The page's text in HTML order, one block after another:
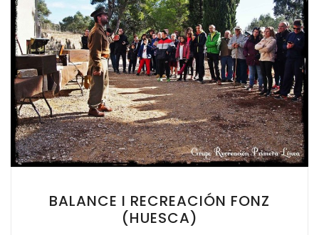
BALANCE I RECREACIÓN FONZ
(HUESCA)